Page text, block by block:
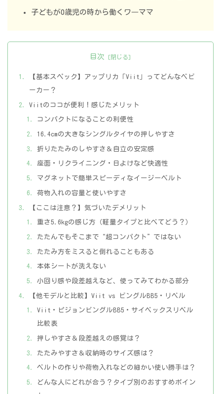
子どもが0歳児の時から働くワ―ママ
目次
【基本スペック】アップリカ「Viit」ってどんなベビ
ーカー？
Viitのココが便利！感じたメリット
コンパクトになることの利便性
16.4cmの大きなシングルタイヤの押しやすさ
折りたたみのしやすさ＆自立の安定感
座面・リクライニング・日よけなど快適性
マグネットで簡単スピーディなイージーベルト
荷物入れの容量と使いやすさ
【ここは注意？】気づいたデメリット
重さ5.6kgの感じ方（軽量タイプと比べてどう？）
たたんでもそこまで“超コンパクト”ではない
たたみ方をミスると倒れることもある
本体シートが洗えない
小回り感や段差越えなど、使ってみてわかる部分
【他モデルと比較】Viit vs ビングルBB5・リベル
Viit・ピジョンビングルBB5・サイベックスリベル
比較表
押しやすさ＆段差越えの感覚は？
たたみやすさ＆収納時のサイズ感は？
ベルトの作りや荷物入れなどの細かい使い勝手は？
どんな人にどれが合う？タイプ別のおすすめポイン